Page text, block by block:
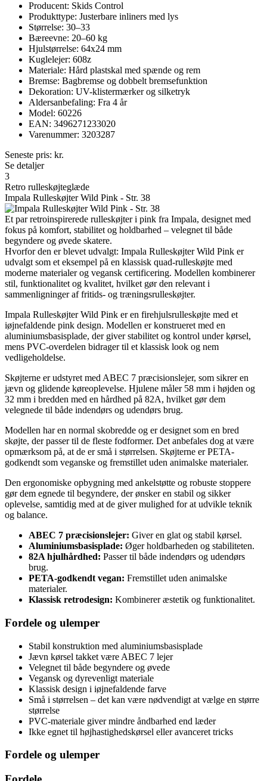
Producent: Skids Control
Produkttype: Justerbare inliners med lys
Størrelse: 30–33
Bæreevne: 20–60 kg
Hjulstørrelse: 64x24 mm
Kuglelejer: 608z
Materiale: Hård plastskal med spænde og rem
Bremse: Bagbremse og dobbelt bremsefunktion
Dekoration: UV-klistermærker og silketryk
Aldersanbefaling: Fra 4 år
Model: 60226
EAN: 3496271233020
Varenummer: 3203287
Seneste pris: kr.
Se detaljer
3
Retro rulleskøjteglæde
Impala Rulleskøjter Wild Pink - Str. 38
Et par retroinspirerede rulleskøjter i pink fra Impala, designet med
fokus på komfort, stabilitet og holdbarhed – velegnet til både
begyndere og øvede skatere.
Hvorfor den er blevet udvalgt: Impala Rulleskøjter Wild Pink er
udvalgt som et eksempel på en klassisk quad-rulleskøjte med
moderne materialer og vegansk certificering. Modellen kombinerer
stil, funktionalitet og kvalitet, hvilket gør den relevant i
sammenligninger af fritids- og træningsrulleskøjter.
Impala Rulleskøjter Wild Pink er en firehjulsrulleskøjte med et
iøjnefaldende pink design. Modellen er konstrueret med en
aluminiumsbasisplade, der giver stabilitet og kontrol under kørsel,
mens PVC-overdelen bidrager til et klassisk look og nem
vedligeholdelse.
Skøjterne er udstyret med ABEC 7 præcisionslejer, som sikrer en
jævn og glidende køreoplevelse. Hjulene måler 58 mm i højden og
32 mm i bredden med en hårdhed på 82A, hvilket gør dem
velegnede til både indendørs og udendørs brug.
Modellen har en normal skobredde og er designet som en bred
skøjte, der passer til de fleste fodformer. Det anbefales dog at være
opmærksom på, at de er små i størrelsen. Skøjterne er PETA-
godkendt som veganske og fremstillet uden animalske materialer.
Den ergonomiske opbygning med ankelstøtte og robuste stoppere
gør dem egnede til begyndere, der ønsker en stabil og sikker
oplevelse, samtidig med at de giver mulighed for at udvikle teknik
og balance.
ABEC 7 præcisionslejer: Giver en glat og stabil kørsel.
Aluminiumsbasisplade: Øger holdbarheden og stabiliteten.
82A hjulhårdhed: Passer til både indendørs og udendørs
brug.
PETA-godkendt vegan: Fremstillet uden animalske
materialer.
Klassisk retrodesign: Kombinerer æstetik og funktionalitet.
Fordele og ulemper
Stabil konstruktion med aluminiumsbasisplade
Jævn kørsel takket være ABEC 7 lejer
Velegnet til både begyndere og øvede
Vegansk og dyrevenligt materiale
Klassisk design i iøjnefaldende farve
Små i størrelsen – det kan være nødvendigt at vælge en større
størrelse
PVC-materiale giver mindre åndbarhed end læder
Ikke egnet til højhastighedskørsel eller avanceret tricks
Fordele og ulemper